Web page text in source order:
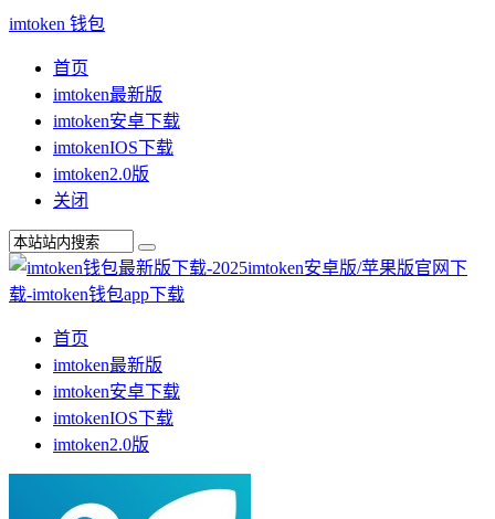
imtoken 钱包
首页
imtoken最新版
imtoken安卓下载
imtokenIOS下载
imtoken2.0版
关闭
首页
imtoken最新版
imtoken安卓下载
imtokenIOS下载
imtoken2.0版